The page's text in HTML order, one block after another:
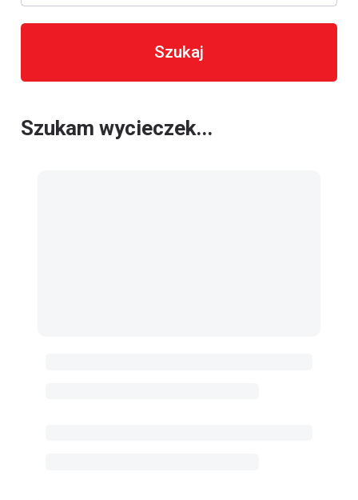
Szukaj
Szukam wycieczek...